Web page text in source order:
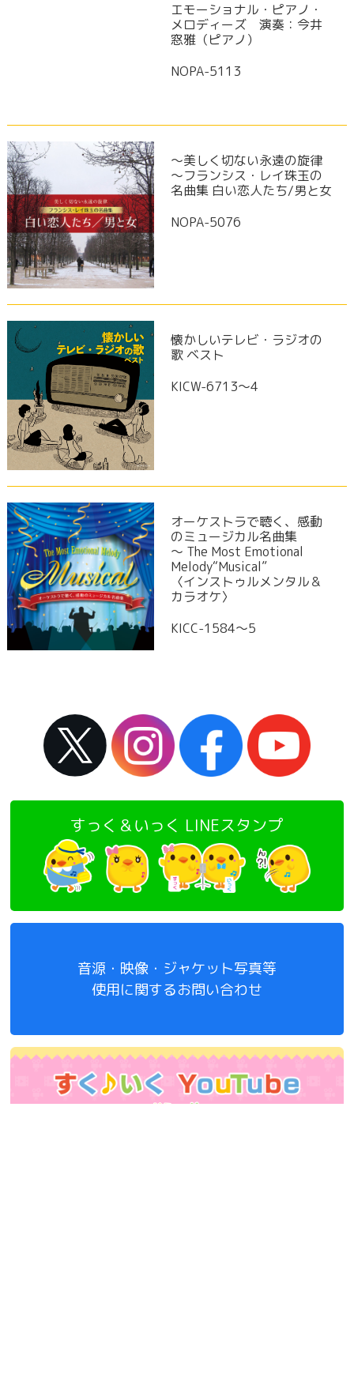
エモーショナル・ピアノ・
メロディーズ 演奏：今井
窓雅（ピアノ）
NOPA-5113
～美しく切ない永遠の旋律
名曲集 白い恋人たち/男と女
歌 ベスト
オーケストラで聴く、感動
のミュージカル名曲集
～ The Most Emotional
Melody“Musical”
カラオケ〉
すっく＆いっく LINEスタンプ
音源・映像・ジャケット写真等